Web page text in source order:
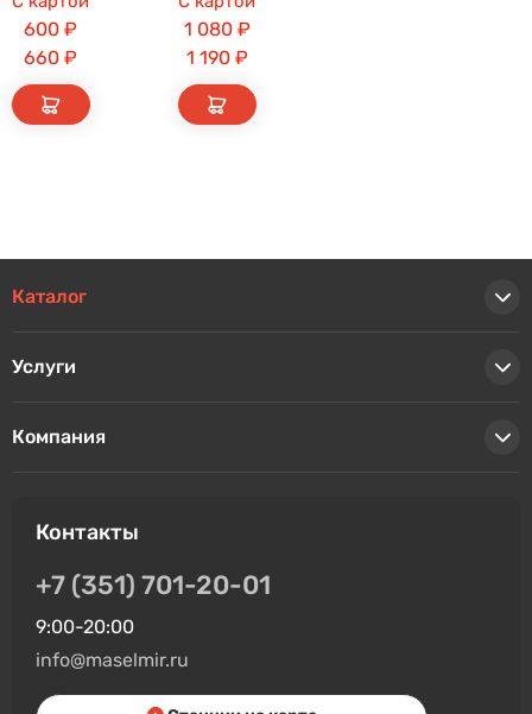
600 ₽
660 ₽
1 080₽
1 190₽
Каталог
Услуги
Компания
Контакты
+7 (351) 701-20-01
9:00-20:00
info@maselmir.ru